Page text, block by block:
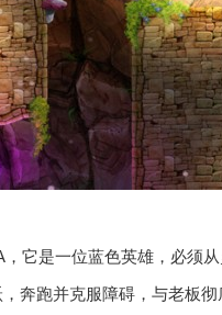
是一位蓝色英雄，必须从
奔跑并克服障碍，与老板